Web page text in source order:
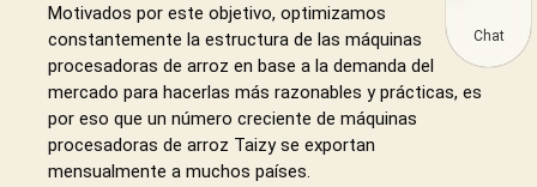
Motivados por este objetivo, optimizamos
constantemente la estructura de las máquinas
procesadoras de arroz en base a la demanda del
mercado para hacerlas más razonables y prácticas, es
por eso que un número creciente de máquinas
procesadoras de arroz Taizy se exportan
mensualmente a muchos países.
Chat